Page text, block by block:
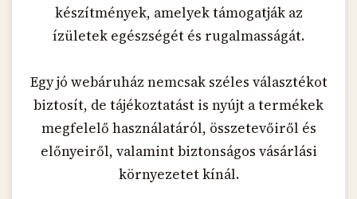
készítmények, amelyek támogatják az
ízületek egészségét és rugalmasságát.
Egy jó webáruház nemcsak széles választékot
biztosít, de tájékoztatást is nyújt a termékek
megfelelő használatáról, összetevőiről és
előnyeiről, valamint biztonságos vásárlási
környezetet kínál.